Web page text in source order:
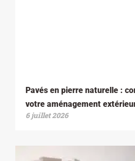
Pavés en pierre naturelle :
votre aménagement
6 juillet 2026